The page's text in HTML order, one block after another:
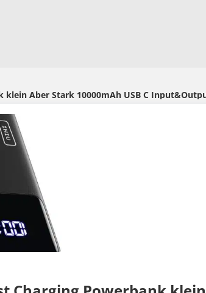
USB C Input&Output, PD3.0 QC4.0 Externe